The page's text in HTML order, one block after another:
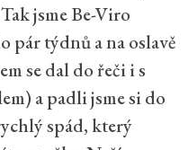
jsme Be-Viro
pár týdnů a na oslavě
se dal do řeči i s
a padli jsme si do
spád, který